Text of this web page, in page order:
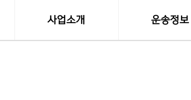
사업소개 운송정보